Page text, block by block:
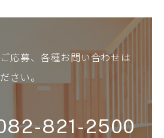
応募、各種お問い合わせは
さい。
821-2500